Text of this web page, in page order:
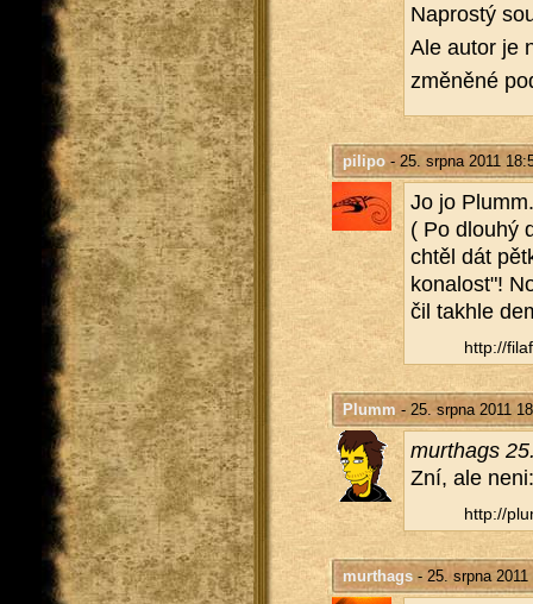
Na­pros­tý
Ale autor je
změ­ně­né
pilipo- 25. srpna 2011
Jo jo
( Po dlou­hý
chtěl dát
ko­na­lost"!
čil takhle
http://​
Plumm - 25. srpna 2011
murthags
Zní, ale
http://​
murthags- 25. srpna 2011